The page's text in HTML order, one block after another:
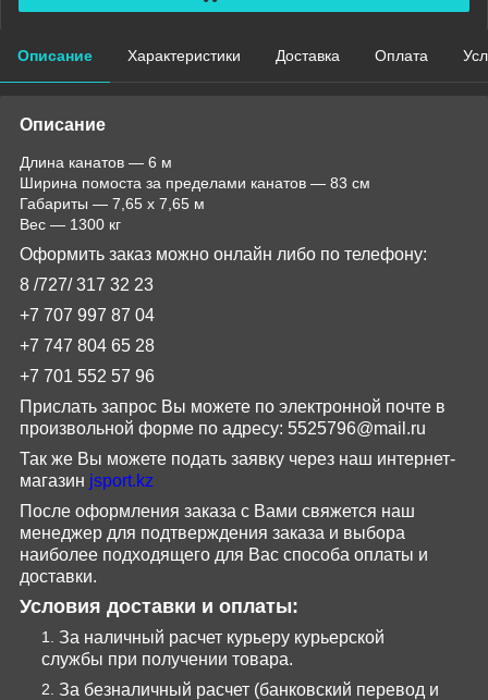
Описание Характеристики Доставка Оплата
Описание
Длина канатов — 6 м
Ширина помоста за пределами канатов — 83 см
Габариты — 7,65 х 7,65 м
Вес — 1300 кг
Оформить заказ можно онлайн либо по телефону:
8 /727/ 317 32 23
+7 707 997 87 04
+7 747 804 65 28
+7 701 552 57 96
Прислать запрос Вы можете по электронной почте в
произвольной форме по адресу: 5525796@mail .ru
Так же Вы можете подать заявку через наш интернет-
магазин jsport.kz
После оформления заказа с Вами свяжется наш
менеджер для подтверждения заказа и выбора
наиболее подходящего для Вас способа оплаты и
доставки.
Условия доставки и оплаты:
За наличный расчет курьеру курьерской
службы при получении товара.
За безналичный расчет (банковский перевод и